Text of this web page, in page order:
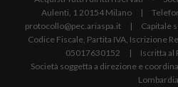
Aulenti, 1 20154 Milano |
protocollo@pec.ariaspa.it | Capitale
Codice Fiscale, Partita IVA, Iscrizione
05017630152 | Iscritta al
Società soggetta a direzione e
Lombardia.